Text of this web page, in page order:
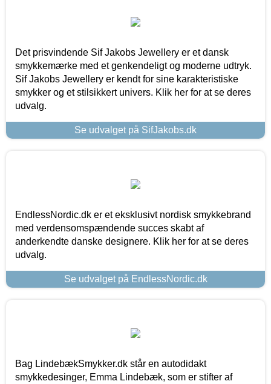
Det prisvindende Sif Jakobs Jewellery er et dansk
smykkemærke med et genkendeligt og moderne udtryk.
Sif Jakobs Jewellery er kendt for sine karakteristiske
smykker og et stilsikkert univers. Klik her for at se deres
udvalg.
Se udvalget på SifJakobs.dk
EndlessNordic.dk er et eksklusivt nordisk smykkebrand
med verdensomspændende succes skabt af
anderkendte danske designere. Klik her for at se deres
udvalg.
Se udvalget på EndlessNordic.dk
Bag LindebækSmykker.dk står en autodidakt
smykkedesinger, Emma Lindebæk, som er stifter af